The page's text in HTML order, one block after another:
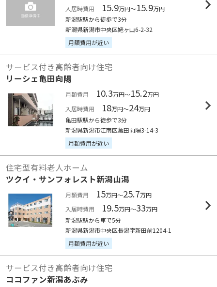
入居時費用
15.9万円～15.9万円
新潟駅駅から徒歩で3分
新潟県新潟市中央区姥ヶ山6-2-32
月額費用が近い
サービス付き高齢者向け住宅
リーシェ亀田向陽
月額費用 10.3万円～15.2万円
入居時費用
18万円～24万円
亀田駅駅から徒歩で3分
新潟県新潟市江南区亀田向陽3-14-3
月額費用が近い
住宅型有料老人ホーム
ツクイ・サンフォレスト新潟山潟
月額費用 15万円～25.7万円
入居時費用
19.5万円～33万円
新潟駅駅から車で5分
新潟県新潟市中央区長潟字新田前1204-1
月額費用が近い
サービス付き高齢者向け住宅
ココファン新潟あぶみ